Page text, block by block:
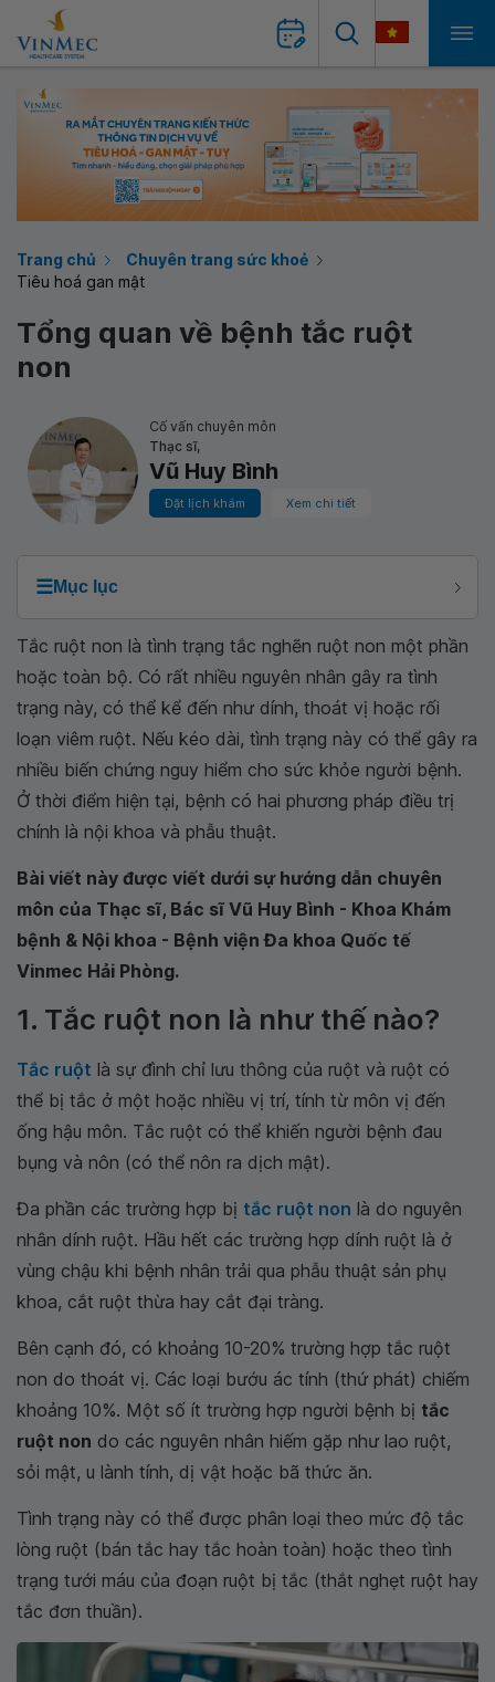
Trang chủ
Chuyên trang sức khoẻ
Tiêu hoá gan mật
Tổng quan về bệnh tắc ruột
non
Cố vấn chuyên môn
Thạc sĩ,
Vũ Huy Bình
Đặt lịch khám Xem chi tiết
☰Mục lục
Tắc ruột non là tình trạng tắc nghẽn ruột non một phần
hoặc toàn bộ. Có rất nhiều nguyên nhân gây ra tình
trạng này, có thể kể đến như dính, thoát vị hoặc rối
loạn viêm ruột. Nếu kéo dài, tình trạng này có thể gây ra
nhiều biến chứng nguy hiểm cho sức khỏe người bệnh.
Ở thời điểm hiện tại, bệnh có hai phương pháp điều trị
chính là nội khoa và phẫu thuật.
Bài viết này được viết dưới sự hướng dẫn chuyên
môn của Thạc sĩ, Bác sĩ Vũ Huy Bình - Khoa Khám
bệnh & Nội khoa - Bệnh viện Đa khoa Quốc tế
Vinmec Hải Phòng.
1. Tắc ruột non là như thế nào?
Tắc ruột là sự đình chỉ lưu thông của ruột và ruột có
thể bị tắc ở một hoặc nhiều vị trí, tính từ môn vị đến
ống hậu môn. Tắc ruột có thể khiến người bệnh đau
bụng và nôn (có thể nôn ra dịch mật).
Đa phần các trường hợp bị tắc ruột non là do nguyên
nhân dính ruột. Hầu hết các trường hợp dính ruột là ở
vùng chậu khi bệnh nhân trải qua phẫu thuật sản phụ
khoa, cắt ruột thừa hay cắt đại tràng.
Bên cạnh đó, có khoảng 10-20% trường hợp tắc ruột
non do thoát vị. Các loại bướu ác tính (thứ phát) chiếm
khoảng 10%. Một số ít trường hợp người bệnh bị tắc
ruột non do các nguyên nhân hiếm gặp như lao ruột,
sỏi mật, u lành tính, dị vật hoặc bã thức ăn.
Tình trạng này có thể được phân loại theo mức độ tắc
lòng ruột (bán tắc hay tắc hoàn toàn) hoặc theo tình
trạng tưới máu của đoạn ruột bị tắc (thắt nghẹt ruột hay
tắc đơn thuần).